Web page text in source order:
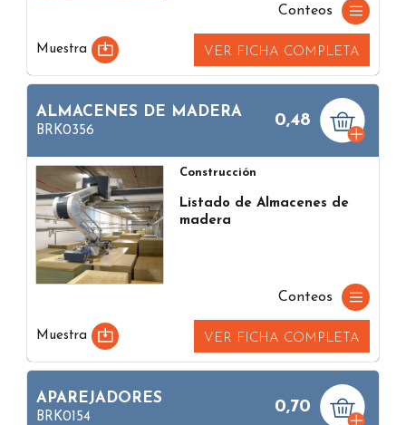
Conteos
Muestra VER FICHA COMPLETA
ALMACENES DE MADERA
BRK0356
0,48
Construcción
Listado de Almacenes de
madera
Conteos
Muestra VER FICHA COMPLETA
APAREJADORES
BRK0154
0,70